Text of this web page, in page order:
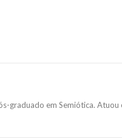
graduado em Semiótica. Atuou